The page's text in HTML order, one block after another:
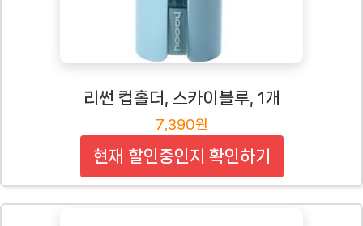
리썬 컵홀더, 스카이블루, 1개
7,390원
현재 할인중인지 확인하기